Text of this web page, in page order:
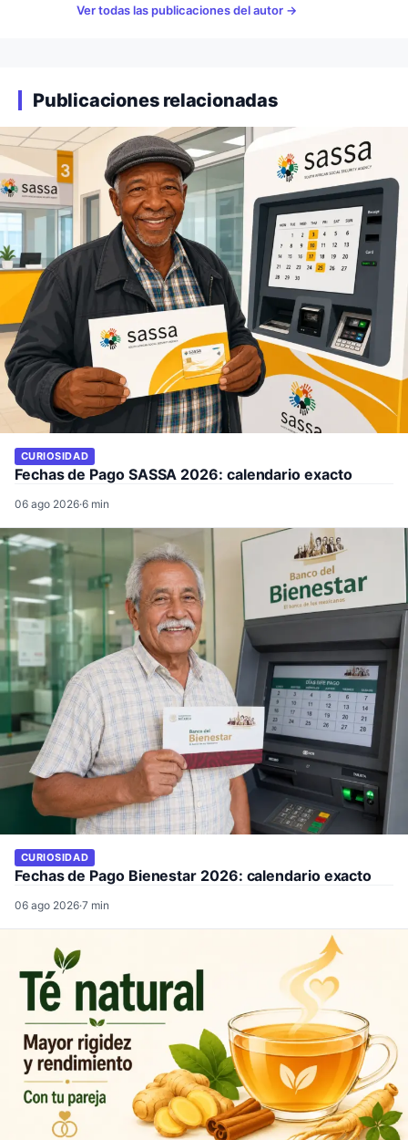
Ver todas las publicaciones del autor
Publicaciones relacionadas
CURIOSIDAD
Fechas de Pago SASSA 2026: calendario exacto
06 ago 2026·6 min
CURIOSIDAD
Fechas de Pago Bienestar 2026: calendario exacto
06 ago 2026·7 min